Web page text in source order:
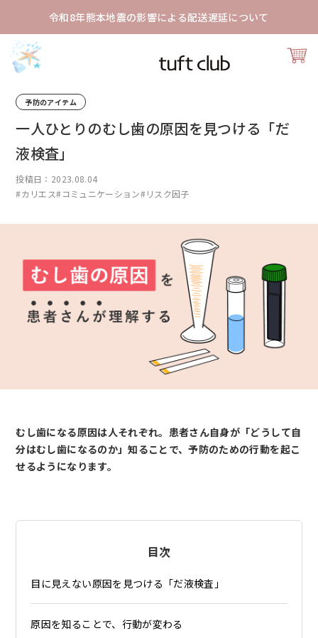
令和8年熊本地震の影響による配送遅延について
予防のアイテム
一人ひとりのむし歯の原因を見つける「だ
液検査」
投稿日：2023.08.04
#カリエス#コミュニケーション#リスク因子
むし歯になる原因は人それぞれ。患者さん自身が「どうして自
分はむし歯になるのか」知ることで、予防のための行動を起こ
せるようになります。
目次
目に見えない原因を見つける「だ液検査」
原因を知ることで、行動が変わる